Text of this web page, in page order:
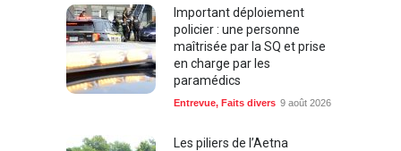
Important déploiement
policier : une personne
maîtrisée par la SQ et prise
en charge par les
paramédics
Entrevue, Faits divers 9 août 2026
Les piliers de l’Aetna